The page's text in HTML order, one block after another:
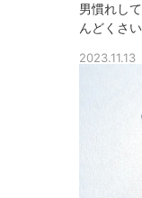
男慣れし
んどくさ
体的な例
方法をご
2023.11.13